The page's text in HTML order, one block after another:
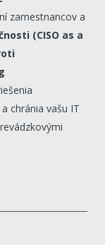
zamestnancov a
(CISO as a
a chránia vašu IT